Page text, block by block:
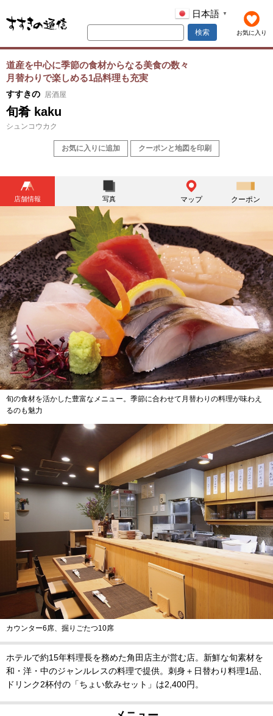
お気に入り
日本語 ▼
検索
道産を中心に季節の食材からなる美食の数々
月替わりで楽しめる1品料理も充実
すすきの 居酒屋
旬肴 kaku
シュンコウカク
お気に入りに追加 クーポンと地図を印刷
店舗情報 写真 マップ クーポン
旬の食材を活かした豊富なメニュー。季節に合わせて月替わりの料理が味わえ
るのも魅力
カウンター6席、掘りごたつ10席
ホテルで約15年料理長を務めた角田店主が営む店。新鮮な旬素材を
和・洋・中のジャンルレスの料理で提供。刺身＋日替わり料理1品、
ドリンク2杯付の「ちょい飲みセット」は2,400円。